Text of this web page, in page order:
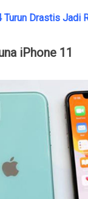
Turun Drastis Jadi
iPhone 11